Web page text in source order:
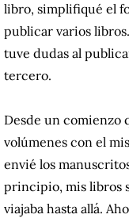
libro, simplifiqué el
publicar varios
tuve dudas al
tercero.
Desde un comienzo
volúmenes con el
envié los
principio, mis libros
viajaba hasta allá.